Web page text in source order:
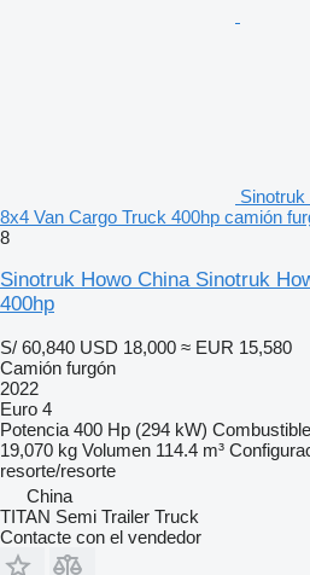
8x4 Van Cargo Truck 400hp camión
8
Sinotruk Howo China Sinotruk
400hp
S/ 60,840 USD 18,000 ≈ EUR 15,580
Camión furgón
2022
Euro 4
Potencia 400 Hp (294 kW) Combustible
19,070 kg Volumen 114.4 m³
resorte/resorte
China
TITAN Semi Trailer Truck
Contacte con el vendedor